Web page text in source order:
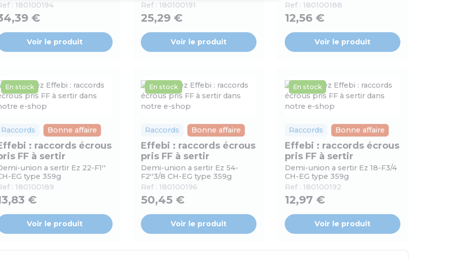
: 180100194
€
Voir le produit
Ref : 180100191
25,29 €
Voir le produit
Ref : 180100188
12,56 €
Voir le produit
En stock
Raccords Bonne affaire
: raccords écrous
FF à sertir
union a sertir Ez 22-F1''
EG type 359g
: 180100189
€
Voir le produit
En stock
Raccords Bonne affaire
Effebi : raccords écrous
pris FF à sertir
Demi-union a sertir Ez 54-
F2''3/8 CH-EG type 359g
Ref : 180100196
50,45 €
Voir le produit
En stock
Raccords Bonne affaire
Effebi : raccords écrous
pris FF à sertir
Demi-union a sertir Ez 18-F3/4
CH-EG type 359g
Ref : 180100192
12,97 €
Voir le produit